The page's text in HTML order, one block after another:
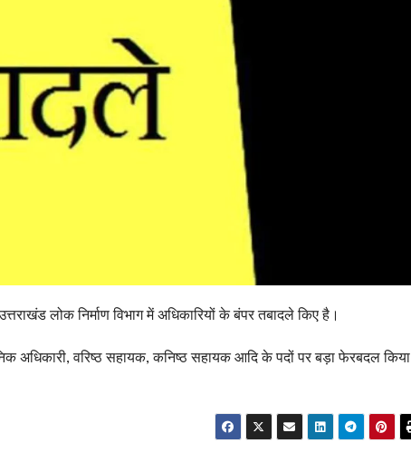
लोक निर्माण विभाग में अधिकारियों के बंपर तबादले किए है।
अधिकारी, वरिष्ठ सहायक, कनिष्ठ सहायक आदि के पदों पर बड़ा फेरबदल किया